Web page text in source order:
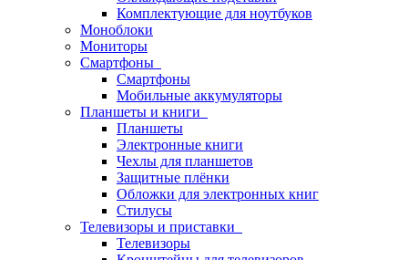
Комплектующие для ноутбуков
Моноблоки
Мониторы
Смартфоны
Смартфоны
Мобильные аккумуляторы
Планшеты и книги
Планшеты
Электронные книги
Чехлы для планшетов
Защитные плёнки
Обложки для электронных книг
Стилусы
Телевизоры и приставки
Телевизоры